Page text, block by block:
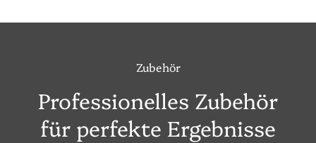
Zubehör
Professionelles Zubehör
für perfekte Ergebnisse